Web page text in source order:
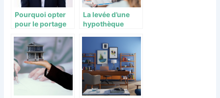
Pourquoi opter
pour le portage
La levée d’une
hypothèque